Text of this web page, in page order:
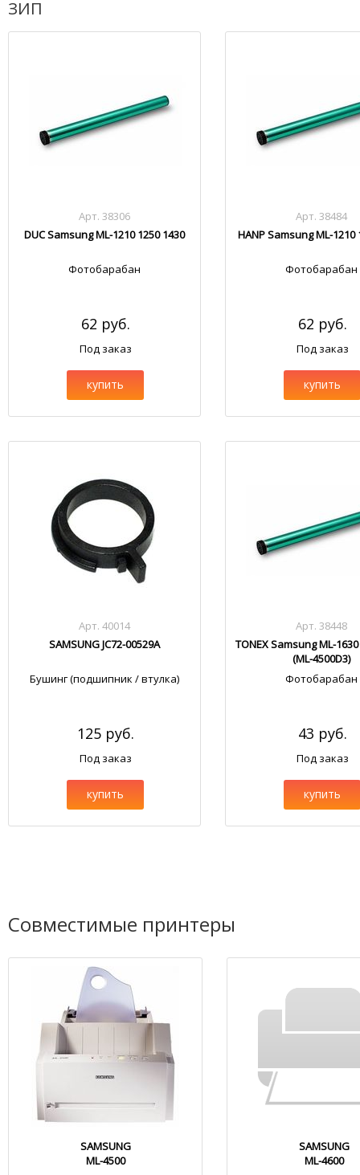
ЗИП
Арт. 38306
DUC Samsung ML-1210 1250 1430
Фотобарабан
62 руб.
Под заказ
купить
Арт. 38484
HANP Samsung ML-1210
Фотобарабан
62 руб.
Под заказ
купить
Арт. 40014
SAMSUNG JC72-00529A
Бушинг (подшипник / втулка)
125 руб.
Под заказ
купить
Арт. 38448
TONEX Samsung ML-
(ML-4500D3)
Фотобарабан
43 руб.
Под заказ
купить
Совместимые принтеры
SAMSUNG
ML-4500
SAMSUNG
ML-4600